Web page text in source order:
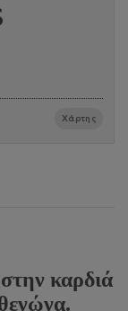
Χάρτης
καρδιά